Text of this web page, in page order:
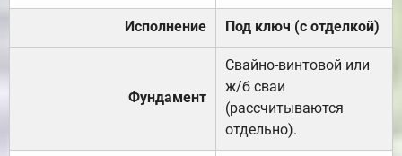
Исполнение Под ключ (с отделкой)
Фундамент
Свайно-винтовой или
ж/б сваи
(рассчитываются
отдельно).